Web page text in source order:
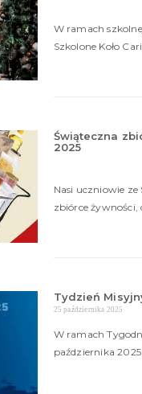
W ramach
Szkolone Koło
Świąteczna
2025
Nasi uczniowie
zbiórce
Tydzień
25 października 2025
W ramach
października